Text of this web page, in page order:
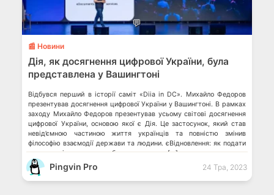
💬
📰 Новини
Дія, як досягнення цифрової України, була
представлена у Вашингтоні
Відбувся перший в історії саміт «Diia in DC». Михайло Федоров
презентував досягнення цифрової України у Вашингтоні. В рамках
заходу Михайло Федоров презентував усьому світові досягнення
цифрової України, основою якої є Дія. Це застосунок, який став
невід’ємною частиною життя українців та повністю змінив
філософію взаємодії держави та людини. єВідновлення: як подати
заяву, як відкрити карту, банки-партнери, […]
Pingvin Pro 24 Тра, 2023